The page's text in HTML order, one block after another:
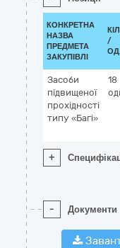
КОНКРЕТНА
НАЗВА
ПРЕДМЕТА
ЗАКУПІВЛІ
/
Засоби
підвищеної
прохідності
типу «Багі»
18
+
- Документи